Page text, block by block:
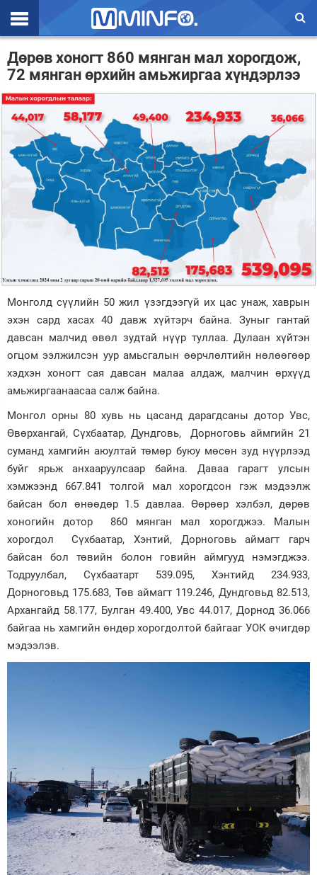
Эхлэл
Цаг агаар
Валют ханш
Улс төр
Эдийн засаг
Үзэл бодол
Дэлхий
Энтертайнмэнт
Зурхай
Дөрөв хоногт 860 мянган мал хорогдож,
72 мянган өрхийн амьжиргаа хүндэрлээ
Монголд сүүлийн 50 жил үзэгдээгүй их цас унаж, хаврын
эхэн сард хасах 40 давж хүйтэрч байна. Зуныг гантай
давсан малчид өвөл зудтай нүүр туллаа. Дулаан хүйтэн
огцом ээлжилсэн уур амьсгалын өөрчлөлтийн нөлөөгөөр
хэдхэн хоногт сая давсан малаа алдаж, малчин өрхүүд
амьжиргаанаасаа салж байна.
Монгол орны 80 хувь нь цасанд дарагдсаны дотор Увс,
Өвөрхангай, Сүхбаатар, Дундговь, Дорноговь аймгийн 21
суманд хамгийн аюултай төмөр буюу мөсөн зуд нүүрлээд
буйг ярьж анхааруулсаар байна. Даваа гарагт улсын
хэмжээнд 667.841 толгой мал хорогдсон гэж мэдээлж
байсан бол өнөөдөр 1.5 давлаа. Өөрөөр хэлбэл, дөрөв
хоногийн дотор 860 мянган мал хорогджээ. Малын
хорогдол Сүхбаатар, Хэнтий, Дорноговь аймагт гарч
байсан бол төвийн болон говийн аймгууд нэмэгджээ.
Тодруулбал, Сүхбаатарт 539.095, Хэнтийд 234.933,
Дорноговьд 175.683, Төв аймагт 119.246, Дундговьд 82.513,
Архангайд 58.177, Булган 49.400, Увс 44.017, Дорнод 36.066
байгаа нь хамгийн өндөр хорогдолтой байгааг УОК өчигдөр
мэдээлэв.